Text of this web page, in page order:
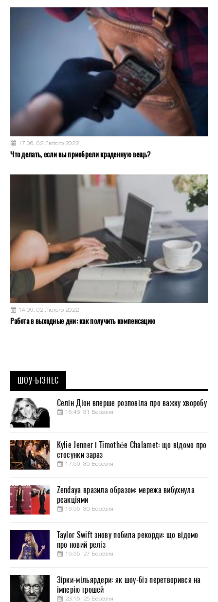
17:06, 02 Лютого 2022
Что делать, если вы приобрели краденную вещь?
14:09, 02 Лютого 2022
Работа в выходные дни: как получить компенсацию
ШОУ-БІЗНЕС
Селін Діон вперше розповіла про важку хворобу
15:46, 31 Березня
Kylie Jenner і Timothée Chalamet: що відомо про
стосунки зараз
17:50, 30 Березня
Zendaya вразила образом: мережа вибухнула
реакціями
16:55, 30 Березня
Taylor Swift знову побила рекорди: що відомо
про новий реліз
16:55, 27 Березня
Зірки-мільярдери: як шоу-біз перетворився на
імперію грошей
23:15, 25 Березня